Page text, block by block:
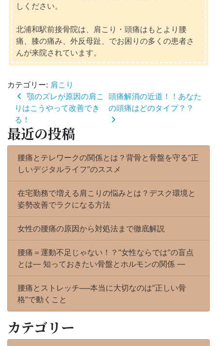
しください。
北浦和駅前接骨院は、肩こり・頭痛はもとより腰
痛、膝の痛み、外反母趾、でお困りの多くの患者さ
んが来院されています。
カテゴリー: 肩こり
投
稿
ナ
ビ
ゲ
ー
ョ
ン
顎のズレが原因の肩こ
りはこうやって改善でき
る！
頭痛解消の近道！！あなた
の頭痛はどのタイプ？？
最近の投稿
腰痛とテレワークの関係とは？背骨と骨盤を守る“正
しいデジタルライフ”のススメ
在宅勤務で増える肩こりの悩みとは？デスク環境と
姿勢改善でラクになる方法
女性の腰痛の原因から対処法まで徹底解説
腰痛＝運動不足じゃない！？“女性ならでは”の盲点
とは― 知っておきたい骨盤とホルモンの関係 ―
腰痛とストレッチ──本当に大切なのは“正しい骨
格”で動くこと
カテゴリー